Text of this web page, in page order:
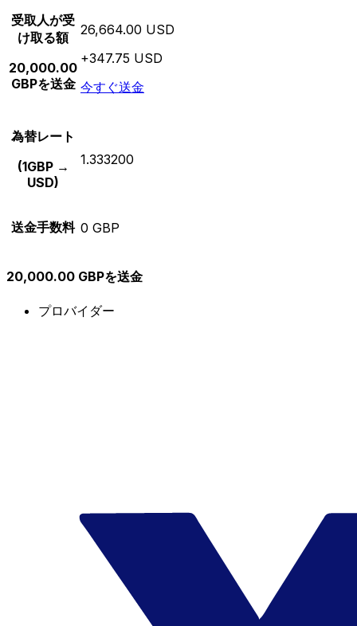
受取人が受
け取る額
20,000.00
GBPを送金
26,664.00 USD
+347.75 USD
今すぐ送金
為替レート
(1GBP →
USD)
1.333200
送金手数料 0 GBP
20,000.00 GBPを送金
プロバイダー